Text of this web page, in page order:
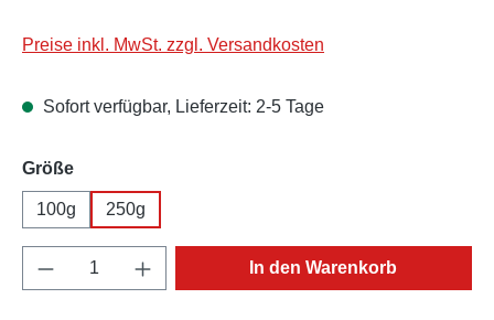
Preise inkl. MwSt. zzgl. Versandkosten
Sofort verfügbar, Lieferzeit: 2-5 Tage
Größeauswählen
100g 250g
Produkt Anzahl: Gib den gewünschten
In den Warenkorb